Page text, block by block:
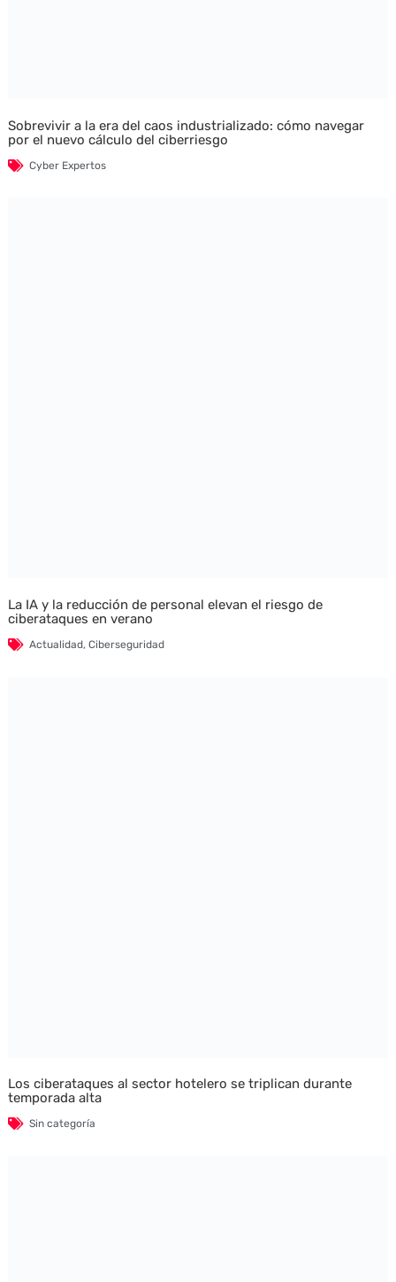
Sobrevivir a la era del caos industrializado: cómo navegar
por el nuevo cálculo del ciberriesgo
Cyber Expertos
La IA y la reducción de personal elevan el riesgo de
ciberataques en verano
Actualidad, Ciberseguridad
Los ciberataques al sector hotelero se triplican durante
temporada alta
Sin categoría